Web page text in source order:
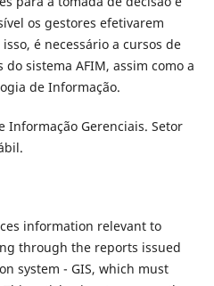
os gestores efetivarem
é necessário a cursos de
sistema AFIM, assim como a
de Informação.
Informação Gerenciais. Setor
information relevant to
through the reports issued
system - GIS, which must